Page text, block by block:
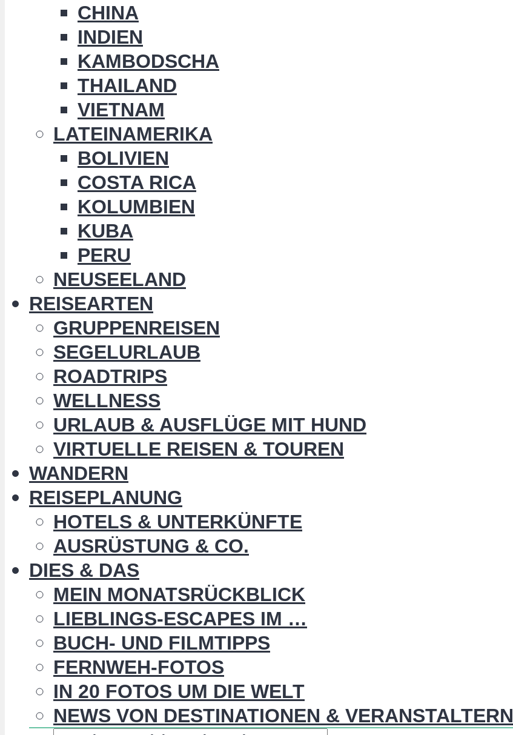
CHINA
INDIEN
KAMBODSCHA
THAILAND
VIETNAM
LATEINAMERIKA
BOLIVIEN
COSTA RICA
KOLUMBIEN
KUBA
PERU
NEUSEELAND
REISEARTEN
GRUPPENREISEN
SEGELURLAUB
ROADTRIPS
WELLNESS
URLAUB & AUSFLÜGE MIT HUND
VIRTUELLE REISEN & TOUREN
WANDERN
REISEPLANUNG
HOTELS & UNTERKÜNFTE
AUSRÜSTUNG & CO.
DIES & DAS
MEIN MONATSRÜCKBLICK
LIEBLINGS-ESCAPES IM …
BUCH- UND FILMTIPPS
FERNWEH-FOTOS
IN 20 FOTOS UM DIE WELT
NEWS VON DESTINATIONEN & VERANSTALTERN